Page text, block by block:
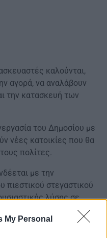
My Personal
καλούνται,
αγορά, να αναλάβουν
την κατασκευή των
του Δημοσίου με
νέες κατοικίες που θα
πολίτες.
με την
πιεστικού στεγαστικού
λύσης σε